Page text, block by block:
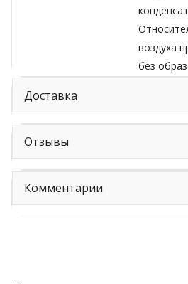
воздуха
без
Доставка
Отзывы
Комментарии